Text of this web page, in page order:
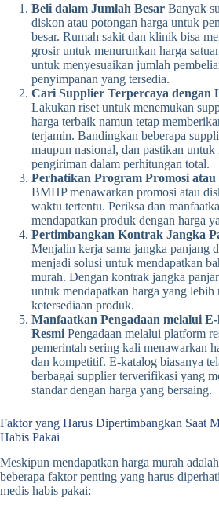
Beli dalam Jumlah Besar Banyak
diskon atau potongan harga untuk
besar. Rumah sakit dan klinik bisa
grosir untuk menurunkan harga
untuk menyesuaikan jumlah
penyimpanan yang tersedia.
Cari Supplier Terpercaya dengan
Lakukan riset untuk menemukan
harga terbaik namun tetap
terjamin. Bandingkan beberapa
maupun nasional, dan pastikan
pengiriman dalam perhitungan total.
Perhatikan Program Promosi atau
BMHP menawarkan promosi atau
waktu tertentu. Periksa dan
mendapatkan produk dengan harga
Pertimbangkan Kontrak Jangka
Menjalin kerja sama jangka panjang
menjadi solusi untuk mendapatkan
murah. Dengan kontrak jangka
untuk mendapatkan harga yang lebih
ketersediaan produk.
Manfaatkan Pengadaan melalui
Resmi Pengadaan melalui platform
pemerintah sering kali menawarkan
dan kompetitif. E-katalog biasanya
berbagai supplier terverifikasi yang
standar dengan harga yang bersaing.
Faktor yang Harus Dipertimbangkan Saat
Habis Pakai
Meskipun mendapatkan harga murah
beberapa faktor penting yang harus
medis habis pakai: